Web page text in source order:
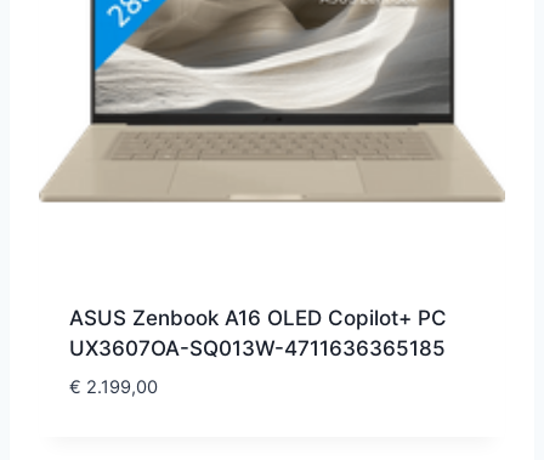
ASUS Zenbook A16 OLED Copilot+ PC
UX3607OA-SQ013W-4711636365185
€ 2.199,00